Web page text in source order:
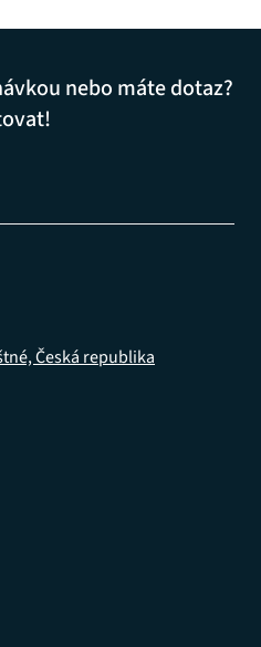
nebo máte dotaz?
Česká republika